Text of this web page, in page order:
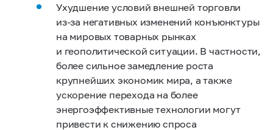
Ухудшение условий внешней торговли
из‑за негативных изменений конъюнктуры
на мировых товарных рынках
и геополитической ситуации. В частности,
более сильное замедление роста
крупнейших экономик мира, а также
ускорение перехода на более
энергоэффективные технологии могут
привести к снижению спроса